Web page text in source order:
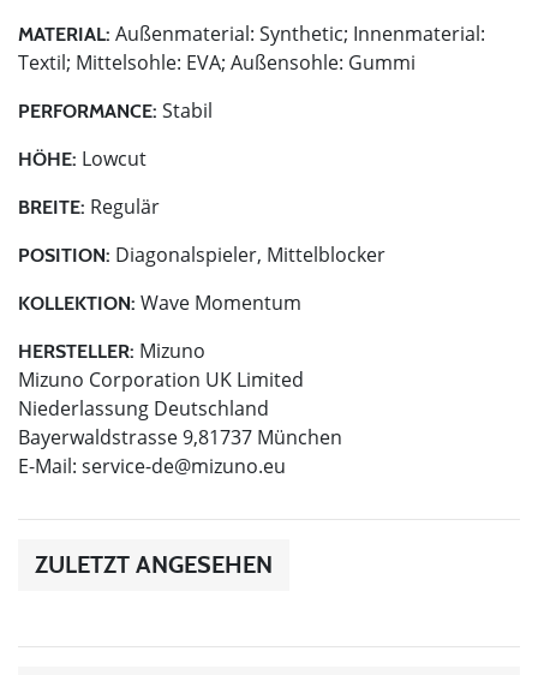
MATERIAL: Außenmaterial: Synthetic; Innenmaterial:
Textil; Mittelsohle: EVA; Außensohle: Gummi
PERFORMANCE: Stabil
HÖHE: Lowcut
BREITE: Regulär
POSITION: Diagonalspieler, Mittelblocker
KOLLEKTION: Wave Momentum
HERSTELLER: Mizuno
Mizuno Corporation UK Limited
Niederlassung Deutschland
Bayerwaldstrasse 9,81737 München
E-Mail: service-de@mizuno.eu
ZULETZT ANGESEHEN